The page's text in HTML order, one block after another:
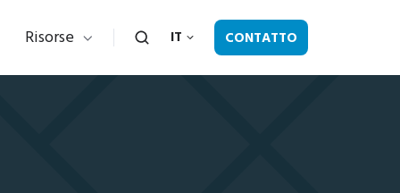
Risorse IT CONTATTO